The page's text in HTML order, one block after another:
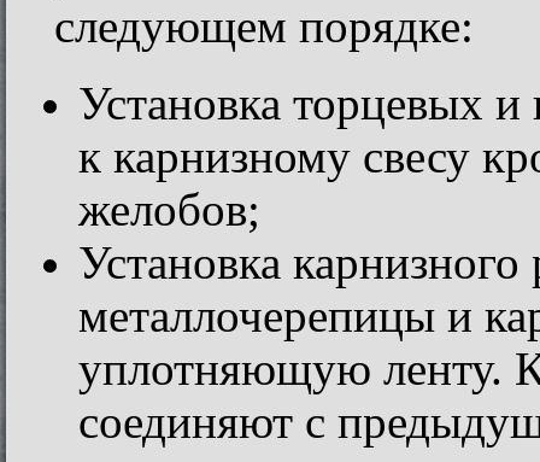
следующем порядке:
Установка торцевых
к карнизному свесу
желобов;
Установка
металлочерепицы и
уплотняющую ленту.
соединяют с